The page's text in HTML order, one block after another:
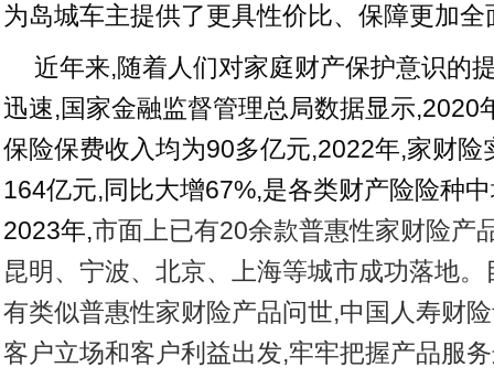
为岛城车主提供了更具性价比、保障更加全
近年来,随着人们对家庭财产保护意识的
迅速,国家金融监督管理总局数据显示,2020
保险保费收入均为90多亿元,2022年,家财险
164亿元,同比大增67%,是各类财产险险种
2023年,市面上已有20余款普惠性家财险产
昆明、宁波、北京、上海等城市成功落地
有类似普惠性家财险产品问世,中国人寿财
客户立场和客户利益出发,牢牢把握产品服